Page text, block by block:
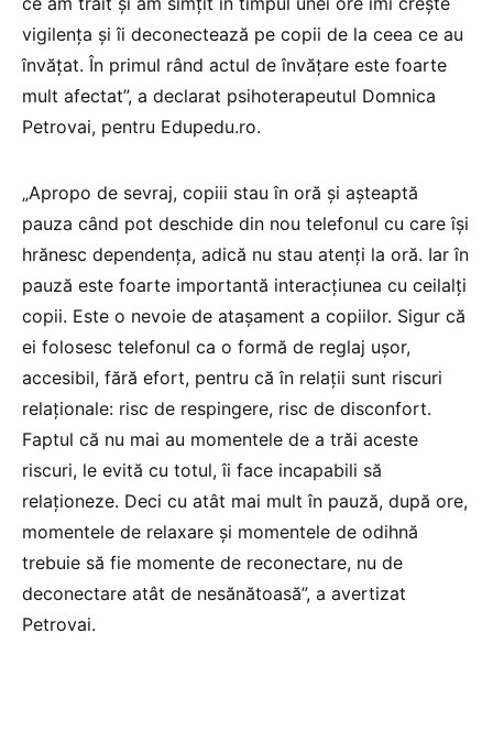
vigilența și îi deconectează pe copii de la ceea ce au
învățat. În primul rând actul de învățare este foarte
mult afectat”, a declarat psihoterapeutul Domnica
Petrovai, pentru Edupedu.ro.
„Apropo de sevraj, copiii stau în oră și așteaptă
pauza când pot deschide din nou telefonul cu care își
hrănesc dependența, adică nu stau atenți la oră. Iar în
pauză este foarte importantă interacțiunea cu ceilalți
copii. Este o nevoie de atașament a copiilor. Sigur că
ei folosesc telefonul ca o formă de reglaj ușor,
accesibil, fără efort, pentru că în relații sunt riscuri
relaționale: risc de respingere, risc de disconfort.
Faptul că nu mai au momentele de a trăi aceste
riscuri, le evită cu totul, îi face incapabili să
relaționeze. Deci cu atât mai mult în pauză, după ore,
momentele de relaxare și momentele de odihnă
trebuie să fie momente de reconectare, nu de
deconectare atât de nesănătoasă”, a avertizat
Petrovai.